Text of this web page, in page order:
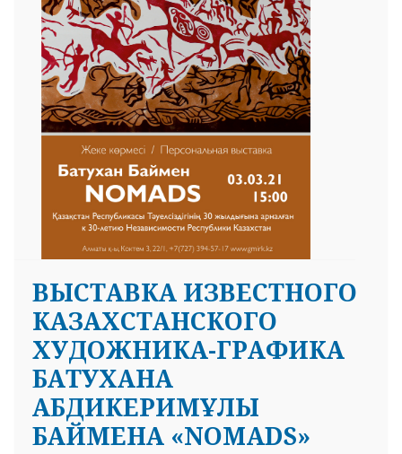
ВЫСТАВКА ИЗВЕСТНОГО
КАЗАХСТАНСКОГО
ХУДОЖНИКА-ГРАФИКА
БАТУХАНА
АБДИКЕРИМҰЛЫ
БАЙМЕНА «NOMADS»